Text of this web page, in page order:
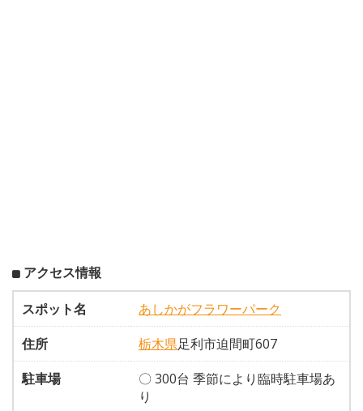
アクセス情報
スポット名
あしかがフラワーパーク
住所
栃木県足利市迫間町607
駐車場
〇 300台 季節により臨時駐車場あ
り